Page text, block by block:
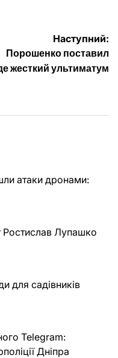
Наступний:
Порошенко поставил
жесткий ультиматум
атаки дронами:
Лупашко
для садівників
Telegram:
Дніпра